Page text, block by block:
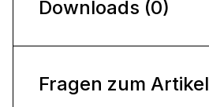
Downloads (0)
Fragen zum Artikel